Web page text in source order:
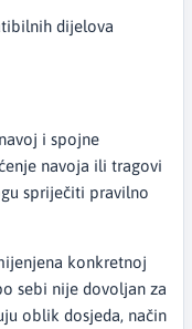
dijelova
i spojne
navoja ili tragovi
spriječiti pravilno
konkretnoj
sebi nije dovoljan za
oblik dosjeda, način